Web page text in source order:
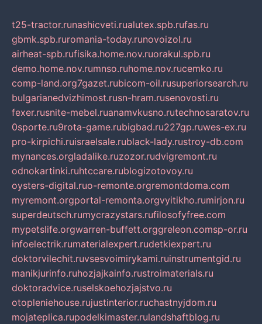
t25-tractor.runashicveti.rualutex.spb.rufas.ru
gbmk.spb.ruromania-today.runovoizol.ru
airheat-spb.rufisika.home.nov.ruorakul.spb.ru
demo.home.nov.rumnso.ruhome.nov.rucemko.ru
comp-land.org7gazet.rubicom-oil.rusuperiorsearch.ru
bulgarianedvizhimost.rusn-hram.rusenovosti.ru
fexer.rusnite-mebel.ruanamvkusno.rutechnosaratov.ru
0sporte.ru9rota-game.rubigbad.ru227gp.ruwes-ex.ru
pro-kirpichi.ruisraelsale.rublack-lady.rustroy-db.com
mynances.orgladalike.ruzozor.rudvigremont.ru
odnokartinki.ruhtccare.rublogizotovoy.ru
oysters-digital.ruo-remonte.orgremontdoma.com
myremont.orgportal-remonta.orgvyitikho.rumirjon.ru
superdeutsch.rumycrazystars.rufilosofyfree.com
mypetslife.orgwarren-buffett.orggreleon.comsp-or.ru
infoelectrik.rumaterialexpert.rudetkiexpert.ru
doktorvilechit.ruvsesvoimirykami.ruinstrumentgid.ru
manikjurinfo.ruhozjajkainfo.rustroimaterials.ru
doktoradvice.ruselskoehozjajstvo.ru
otopleniehouse.rujustinterior.ruchastnyjdom.ru
mojateplica.rupodelkimaster.rulandshaftblog.ru